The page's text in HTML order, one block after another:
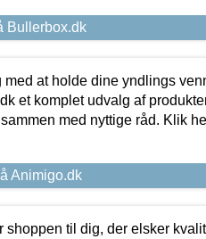
Bullerbox.dk
at holde dine yndlings
et komplet udvalg af
med nyttige råd. Klik
Animigo.dk
shoppen til dig, der elsker